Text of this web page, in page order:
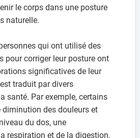
le corps dans une posture
naturelle.
qui ont utilisé des
pour corriger leur posture ont
significatives de leur
traduit par divers
santé. Par exemple, certains
des douleurs et
du dos, une
respiration et de la digestion,